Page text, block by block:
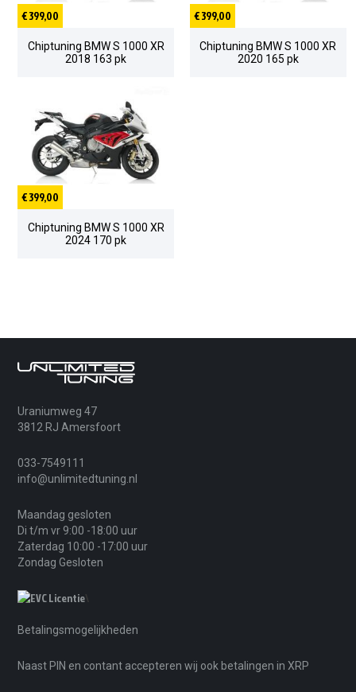
€ 399,00
Chiptuning BMW S 1000 XR
2018 163 pk
€ 399,00
Chiptuning BMW S 1000 XR
2020 165 pk
€ 399,00
Chiptuning BMW S 1000 XR
2024 170 pk
Uraniumweg 47
3812 RJ Amersfoort
033-7549111
info@unlimitedtuning.nl
Maandag gesloten
Di t/m vr 9:00 -18:00 uur
Zaterdag 10:00 -17:00 uur
Zondag Gesloten
Betalingsmogelijkheden
Naast PIN en contant accepteren wij ook betalingen in XRP